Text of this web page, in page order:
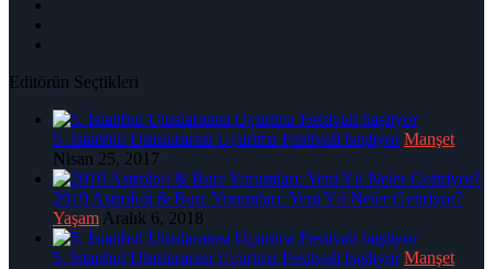
Editörün Seçtikleri
5. İstanbul Uluslararası Uçurtma Festivali başlıyor Manşet
Nisan 25, 2017
2019 Astroloji & Burç Yorumları: Yeni Yıl Neler Getiriyor?
Yaşam Aralık 6, 2018
5. İstanbul Uluslararası Uçurtma Festivali başlıyor Manşet